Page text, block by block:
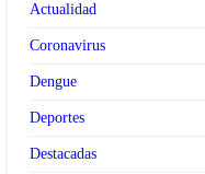
Actualidad
Coronavirus
Dengue
Deportes
Destacadas